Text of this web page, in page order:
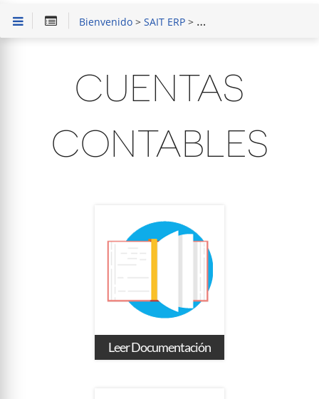
Bienvenido> SAIT ERP> Capacitación en el
CUENTAS
CONTABLES
Leer Documentación